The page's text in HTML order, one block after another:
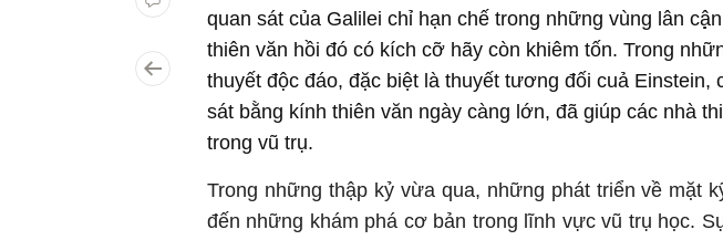
quan sát của Galilei chỉ hạn chế trong những vùng lân
thiên văn hồi đó có kích cỡ hãy còn khiêm tốn. Trong
thuyết độc đáo, đặc biệt là thuyết tương đối cuả Einstein,
sát bằng kính thiên văn ngày càng lớn, đã giúp các nhà
trong vũ trụ.
Trong những thập kỷ vừa qua, những phát triển về mặt
đến những khám phá cơ bản trong lĩnh vực vũ trụ học.